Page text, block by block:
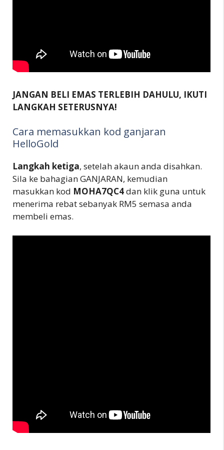
JANGAN BELI EMAS TERLEBIH DAHULU, IKUTI
LANGKAH SETERUSNYA!
Cara memasukkan kod ganjaran
HelloGold
Langkah ketiga, setelah akaun anda disahkan.
Sila ke bahagian GANJARAN, kemudian
masukkan kod MOHA7QC4dan klik guna untuk
menerima rebat sebanyak RM5 semasa anda
membeli emas.